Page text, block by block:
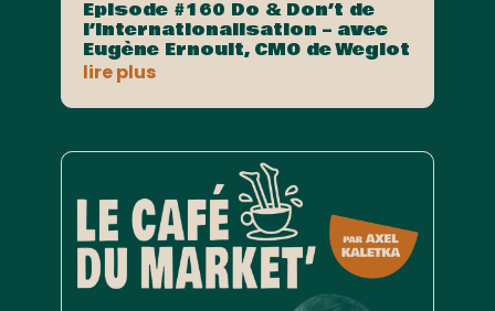
Episode #160 Do & Don’t de
l’internationalisation – avec
Eugène Ernoult, CMO de Weglot
lire plus